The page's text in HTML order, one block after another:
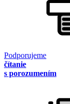
Podporujeme
čítanie
s porozumením